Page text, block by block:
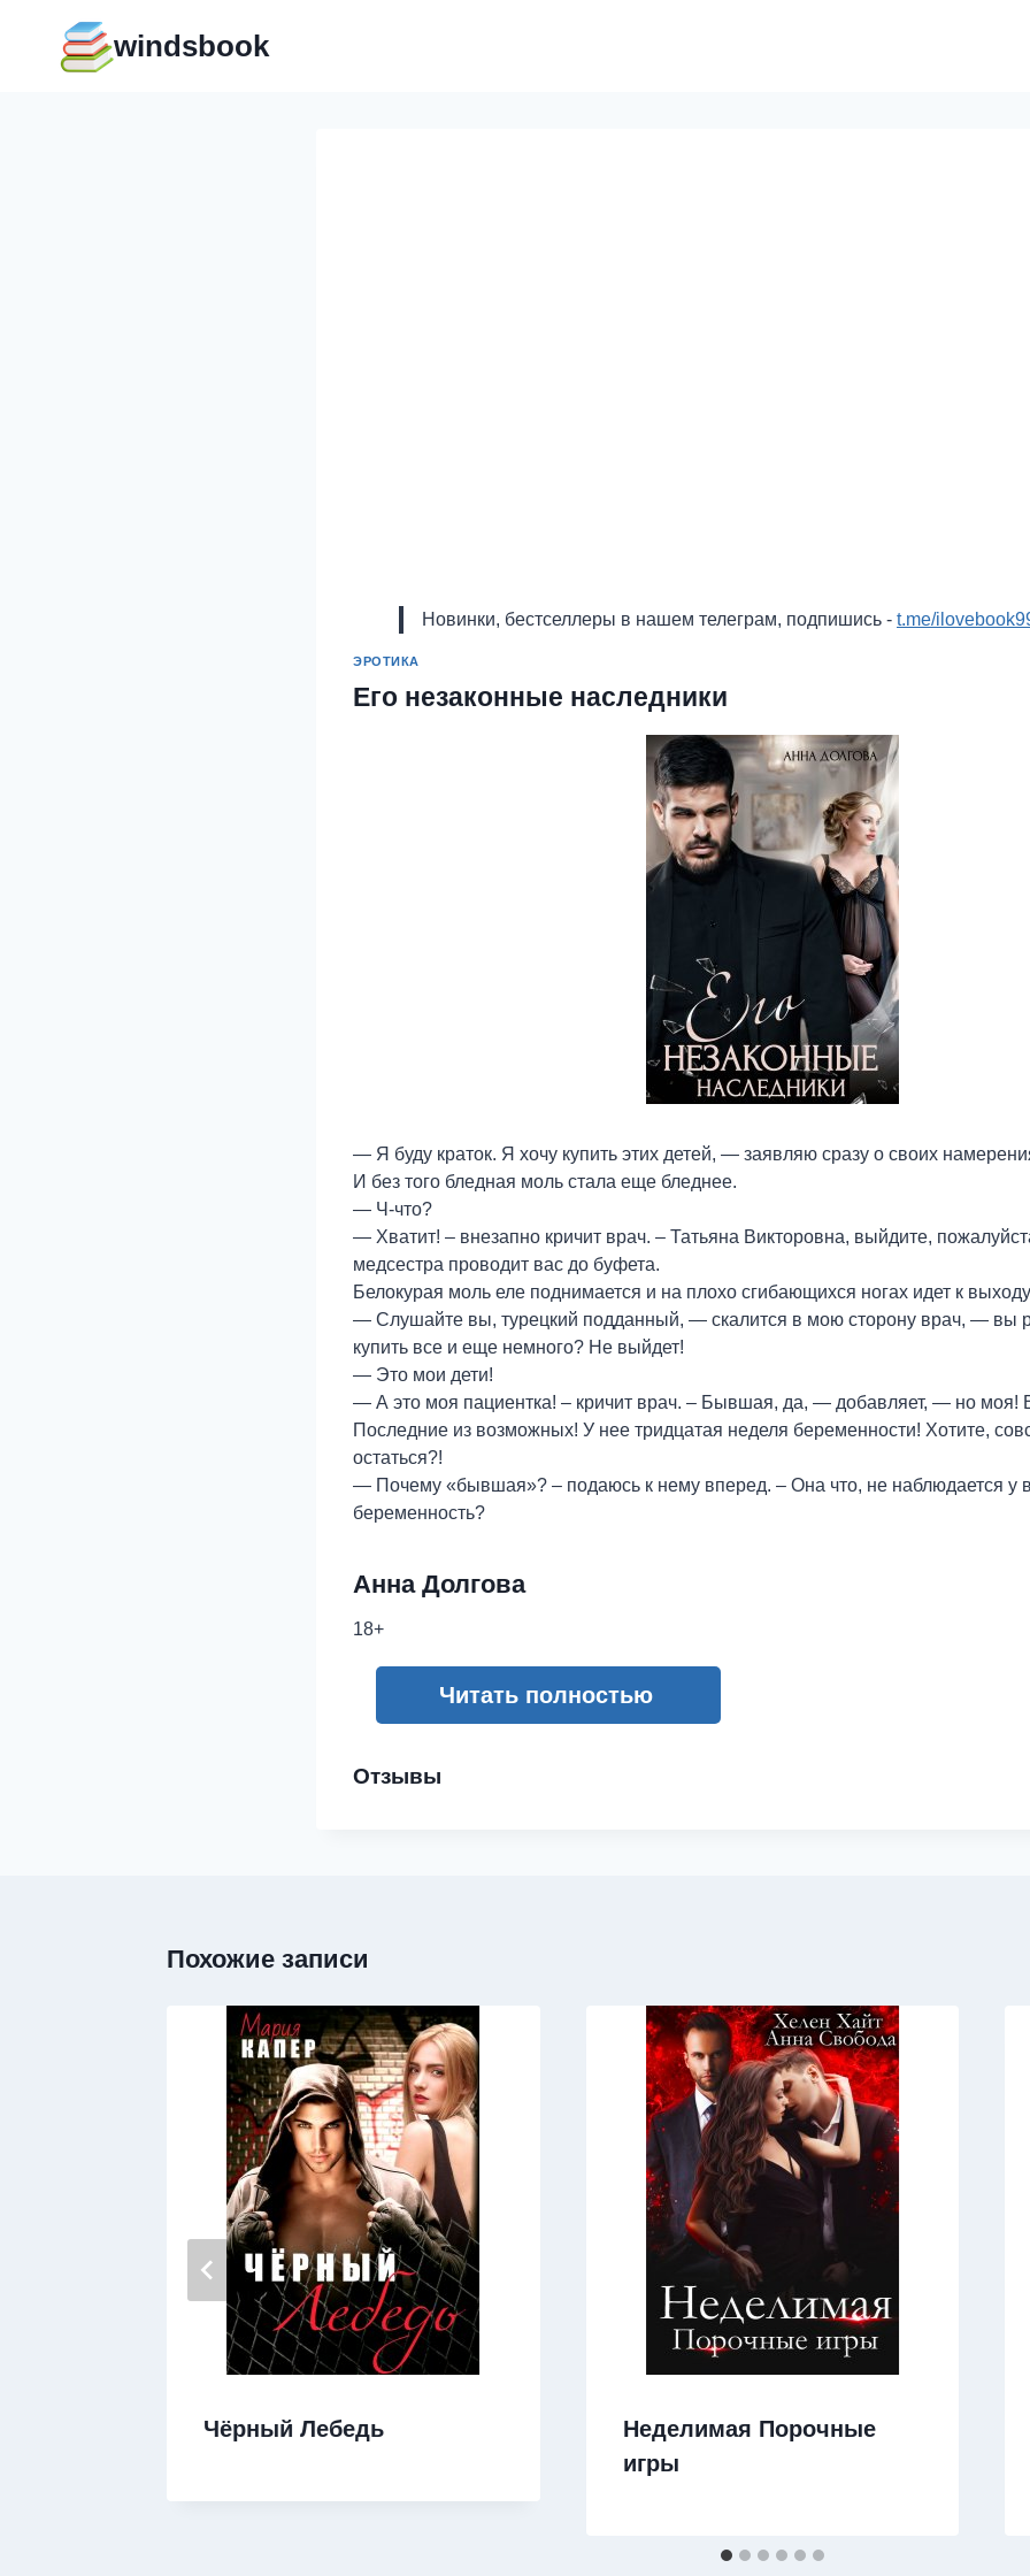
содержимому
windsbook
Новинки, бестселлеры в нашем телеграм, подпишись - t.me/
ЭРОТИКА
Его незаконные наследники
— Я буду краток. Я хочу купить этих детей, — заявляю сразу о своих
И без того бледная моль стала еще бледнее.
— Ч-что?
— Хватит! – внезапно кричит врач. – Татьяна Викторовна, выйдите,
медсестра проводит вас до буфета.
Белокурая моль еле поднимается и на плохо сгибающихся ногах идет к
— Слушайте вы, турецкий подданный, — скалится в мою сторону врач, — вы
купить все и еще немного? Не выйдет!
— Это мои дети!
— А это моя пациентка! – кричит врач. – Бывшая, да, — добавляет, — но моя!
Последние из возможных! У нее тридцатая неделя беременности! Хотите,
остаться?!
— Почему «бывшая»? – подаюсь к нему вперед. – Она что, не наблюдается у
беременность?
Анна Долгова
18+
Читать полностью
Отзывы
Похожие записи
Чёрный Лебедь
Неделимая Порочные
игры